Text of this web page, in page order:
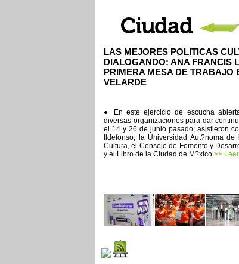
LAS MEJORES POLITICAS
DIALOGANDO: ANA FRANCIS
PRIMERA MESA DE TRABAJO
VELARDE
● En este ejercicio de escucha
diversas organizaciones para dar
el 14 y 26 de junio pasado; asistieron
Ildefonso, la Universidad Aut?noma
Cultura, el Consejo de Fomento y
y el Libro de la Ciudad de M?xico >>